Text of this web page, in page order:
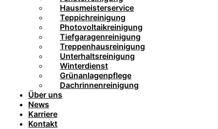
Hausmeisterservice
Teppichreinigung
Photovoltaikreinigung
Tiefgaragenreinigung
Treppenhausreinigung
Unterhaltsreinigung
Winterdienst
Grünanlagenpflege
Dachrinnenreinigung
Über uns
News
Karriere
Kontakt